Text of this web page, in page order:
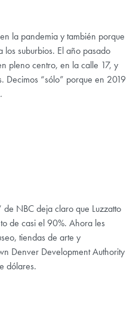
la pandemia y también porque
los suburbios. El año pasado
pleno centro, en la calle 17, y
Decimos “sólo” porque en 2019
NBC deja claro que Luzzatto
de casi el 90%. Ahora les
tiendas de arte y
Denver Development Authority
dólares.